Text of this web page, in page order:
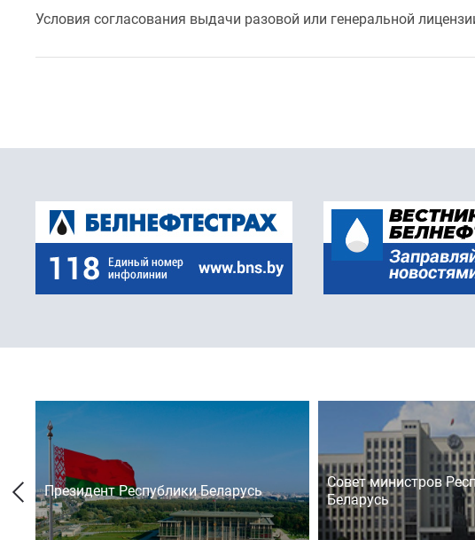
Условия согласования выдачи разовой или генеральной
Президент Республики Беларусь
Совет министров
Беларусь